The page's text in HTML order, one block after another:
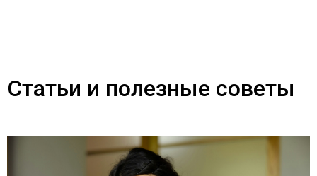
Статьи и полезные советы